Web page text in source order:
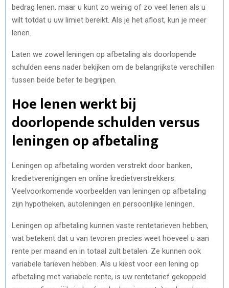
bedrag lenen, maar u kunt zo weinig of zo veel lenen als u
wilt totdat u uw limiet bereikt. Als je het aflost, kun je meer
lenen.
Laten we zowel leningen op afbetaling als doorlopende
schulden eens nader bekijken om de belangrijkste verschillen
tussen beide beter te begrijpen.
Hoe lenen werkt bij
doorlopende schulden versus
leningen op afbetaling
Leningen op afbetaling worden verstrekt door banken,
kredietverenigingen en online kredietverstrekkers.
Veelvoorkomende voorbeelden van leningen op afbetaling
zijn hypotheken, autoleningen en persoonlijke leningen.
Leningen op afbetaling kunnen vaste rentetarieven hebben,
wat betekent dat u van tevoren precies weet hoeveel u aan
rente per maand en in totaal zult betalen. Ze kunnen ook
variabele tarieven hebben. Als u kiest voor een lening op
afbetaling met variabele rente, is uw rentetarief gekoppeld